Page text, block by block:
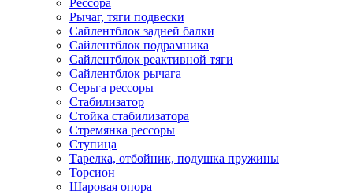
Рессора
Рычаг, тяги подвески
Сайлентблок задней балки
Сайлентблок подрамника
Сайлентблок реактивной тяги
Сайлентблок рычага
Серьга рессоры
Стабилизатор
Стойка стабилизатора
Стремянка рессоры
Ступица
Тарелка, отбойник, подушка пружины
Торсион
Шаровая опора